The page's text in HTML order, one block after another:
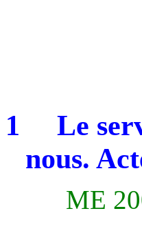
1
Le
nous.
ME